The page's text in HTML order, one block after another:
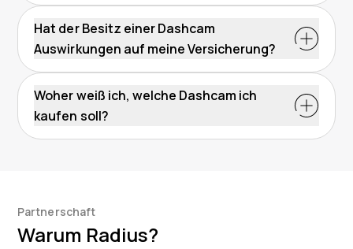
können Sie für Ihre Fahrer die Sicherheit erhöhen, das
Fahrverhalten verbessern, das Flottenmanagement
optimieren und Kosten senken.
Hat der Besitz einer Dashcam
Auswirkungen auf meine Versicherung?
Ja, viele Versicherungen bieten günstigere Tarife oder
Rabatte auf den Jahresbeitrag an, wenn im
Firmenwagen eine Dashcam installiert ist.
Woher weiß ich, welche Dashcam ich
kaufen soll?
Jede Flotte hat andere Anforderungen an eine
Partnerschaft
Warum Radius?